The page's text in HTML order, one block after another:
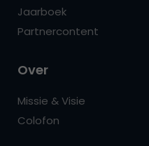
Jaarboek
Partnercontent
Over
Missie & Visie
Colofon